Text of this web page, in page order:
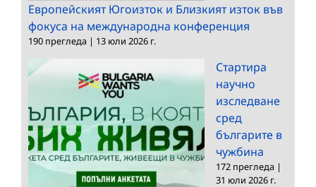
Европейският Югоизток и Близкият изток във
фокуса на международна конференция
190 прегледа | 13 юли 2026 г.
Стартира
научно
изследване
сред
българите в
чужбина
172 прегледа |
31 юли 2026 г.